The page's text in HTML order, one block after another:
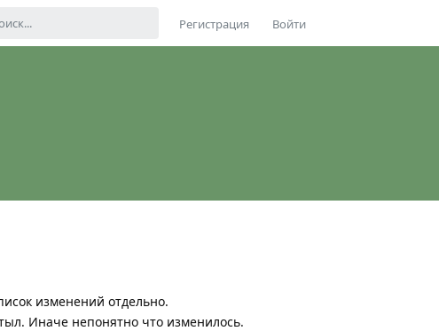
Регистрация Войти
изменений отдельно.
Иначе непонятно что изменилось.